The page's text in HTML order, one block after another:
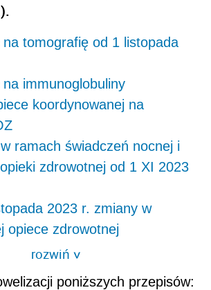
na tomografię od 1 listopada
immunoglobuliny
koordynowanej na
ramach świadczeń nocnej i
zdrowotnej od 1 XI 2023
2023 r. zmiany w
opiece zdrowotnej
rozwiń>
poniższych przepisów: